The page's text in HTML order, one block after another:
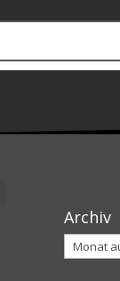
Archiv
Archiv